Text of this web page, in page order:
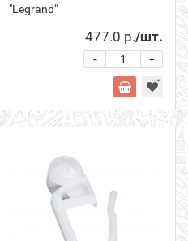
"Legrand"
477.0 р./шт.
+
-